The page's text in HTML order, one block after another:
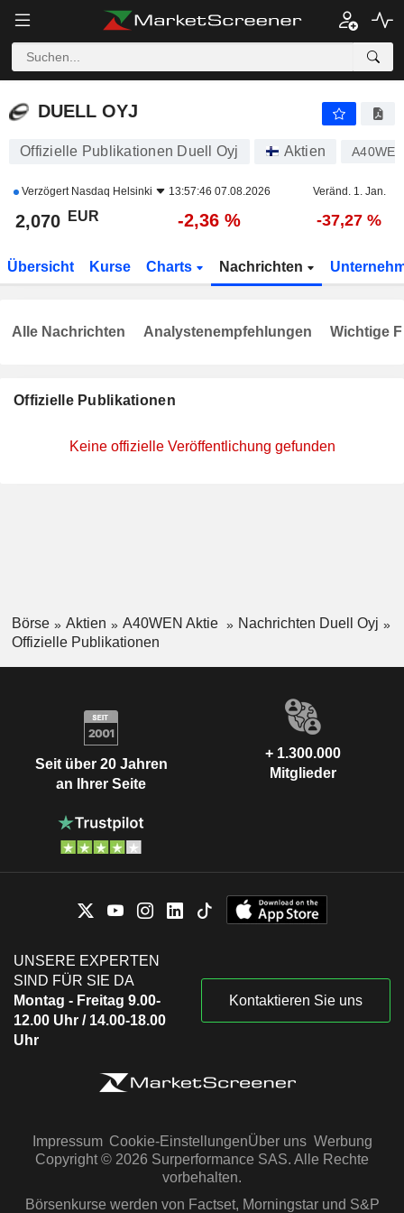
DUELL OYJ
DUELL OYJ
Offizielle Publikationen Duell Oyj Aktien A40WEN
Verzögert Nasdaq Helsinki 13:57:46 07.08.2026 Veränd. 1. Jan.
2,070 EUR -2,36 % -37,27 %
Übersicht Kurse Charts Nachrichten
Offizielle Publikationen
Keine offizielle Veröffentlichung gefunden
Alle Nachrichten Analystenempfehlungen Wichtige
Börse Aktien A40WEN Aktie
Nachrichten Duell Oyj
Offizielle Publikationen
Seit über 20 Jahren
an Ihrer Seite
+ 1.300.000
Mitglieder
UNSERE EXPERTEN
SIND FÜR SIE DA
Montag - Freitag 9.00-
12.00 Uhr / 14.00-18.00
Uhr
Kontaktieren Sie uns
Impressum Cookie-EinstellungenÜber uns Werbung
Copyright © 2026 Surperformance SAS. Alle Rechte
vorbehalten.
Börsenkurse werden von Factset, Morningstar und S&P